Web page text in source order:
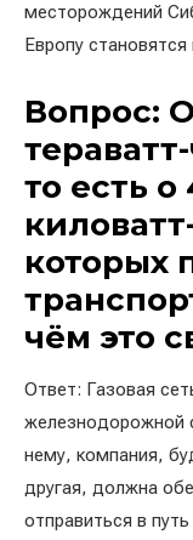
месторождений
Европу
Вопрос:
то есть
которых
чём это
Ответ: Газовая
железнодорожной
нему, компания,
другая, должна
отправиться в